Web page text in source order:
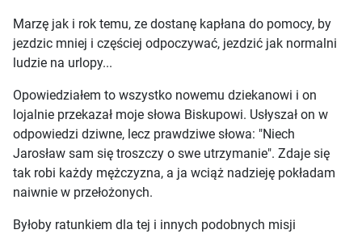
Marzę jak i rok temu, ze dostanę kapłana do pomocy, by
jezdzic mniej i częściej odpoczywać, jezdzić jak normalni
ludzie na urlopy...
Opowiedziałem to wszystko nowemu dziekanowi i on
lojalnie przekazał moje słowa Biskupowi. Usłyszał on w
odpowiedzi dziwne, lecz prawdziwe słowa: "Niech
Jarosław sam się troszczy o swe utrzymanie". Zdaje się
tak robi każdy mężczyzna, a ja wciąż nadzieję pokładam
naiwnie w przełożonych.
Byłoby ratunkiem dla tej i innych podobnych misji